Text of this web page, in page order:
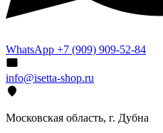
WhatsApp +7 (909) 909-52-84
info@isetta-shop.ru
Московская область, г. Дубна